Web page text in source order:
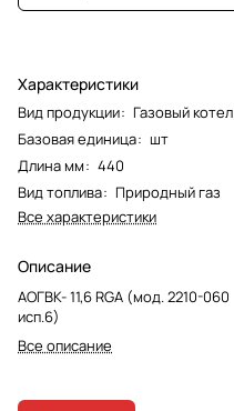
Характеристики
Вид продукции: Газовый котел
Базовая единица: шт
Длина мм: 440
Вид топлива: Природный газ
Все характеристики
Описание
АОГВК- 11,6 RGA (мод. 2210-060
исп.6)
Все описание